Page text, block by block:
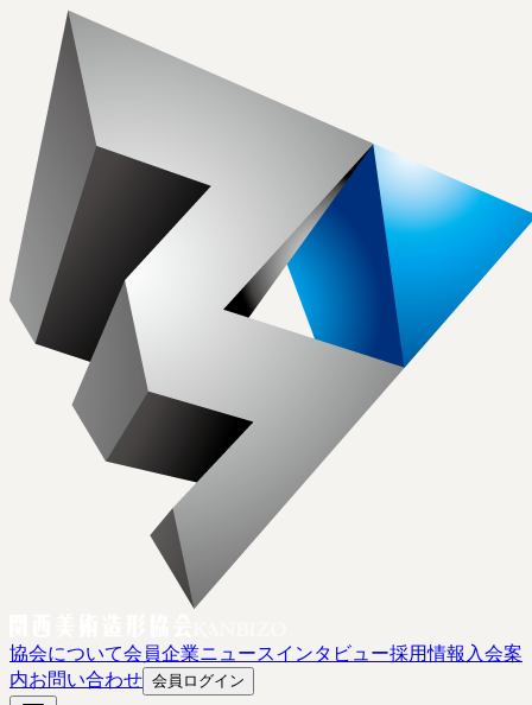
協会について会員企業ニュースインタビュー採用情報 入会案
内お問い合わせ 会員ログイン